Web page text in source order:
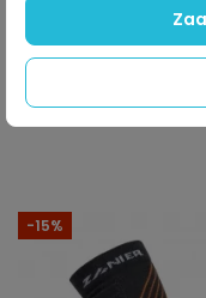
wspinaczki Zanier
Rock N Rope
-15%